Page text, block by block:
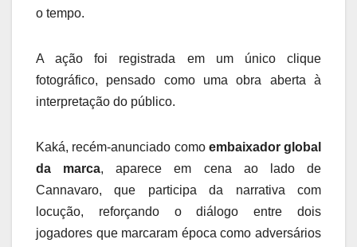
o tempo.
A ação foi registrada em um único clique
fotográfico, pensado como uma obra aberta à
interpretação do público.
Kaká, recém-anunciado como embaixador global
da marca, aparece em cena ao lado de
Cannavaro, que participa da narrativa com
locução, reforçando o diálogo entre dois
jogadores que marcaram época como adversários